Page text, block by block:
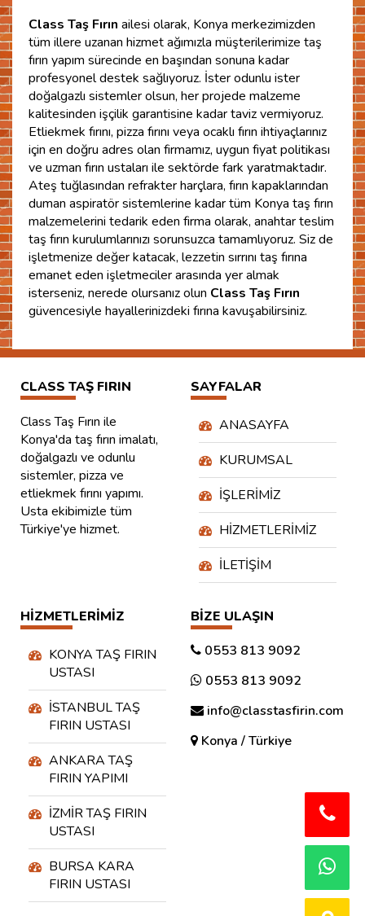
Class Taş Fırın ailesi olarak, Konya merkezimizden
tüm illere uzanan hizmet ağımızla müşterilerimize taş
fırın yapım sürecinde en başından sonuna kadar
profesyonel destek sağlıyoruz. İster odunlu ister
doğalgazlı sistemler olsun, her projede malzeme
kalitesinden işçilik garantisine kadar taviz vermiyoruz.
Etliekmek fırını, pizza fırını veya ocaklı fırın ihtiyaçlarınız
için en doğru adres olan firmamız, uygun fiyat politikası
ve uzman fırın ustaları ile sektörde fark yaratmaktadır.
Ateş tuğlasından refrakter harçlara, fırın kapaklarından
duman aspiratör sistemlerine kadar tüm Konya taş fırın
malzemelerini tedarik eden firma olarak, anahtar teslim
taş fırın kurulumlarınızı sorunsuzca tamamlıyoruz. Siz de
işletmenize değer katacak, lezzetin sırrını taş fırına
emanet eden işletmeciler arasında yer almak
isterseniz, nerede olursanız olun Class Taş Fırın
güvencesiyle hayallerinizdeki fırına kavuşabilirsiniz.
CLASS TAŞ FIRIN
Class Taş Fırın ile
Konya'da taş fırın imalatı,
doğalgazlı ve odunlu
sistemler, pizza ve
etliekmek fırını yapımı.
Usta ekibimizle tüm
Türkiye'ye hizmet.
SAYFALAR
ANASAYFA
KURUMSAL
İŞLERIMIZ
HIZMETLERIMIZ
İLETIŞIM
HIZMETLERIMIZ
KONYA TAŞ FIRIN
USTASI
İSTANBUL TAŞ
FIRIN USTASI
ANKARA TAŞ
FIRIN YAPIMI
İZMIR TAŞ FIRIN
USTASI
BURSA KARA
FIRIN USTASI
BIZE ULAŞIN
0553 813 9092
0553 813 9092
info@classtasfirin.com
Konya / Türkiye